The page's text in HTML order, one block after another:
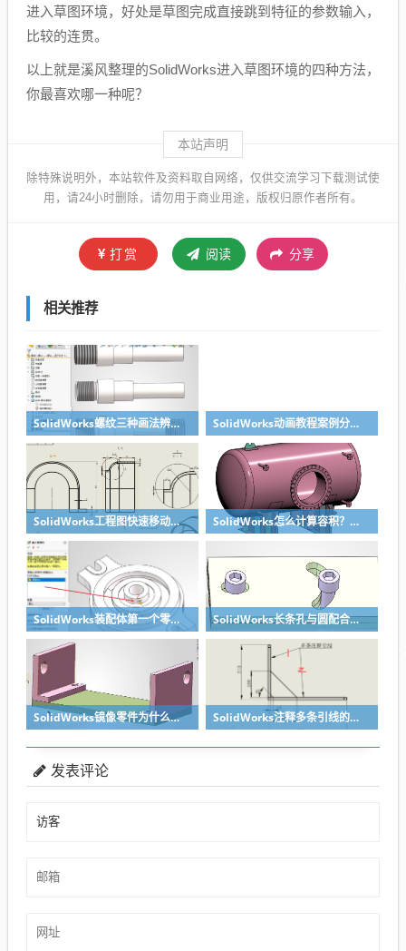
进入草图环境，好处是草图完成直接跳到特征的参数输入，
比较的连贯。
以上就是溪风整理的SolidWorks进入草图环境的四种方法，
你最喜欢哪一种呢？
本站声明
除特殊说明外，本站软件及资料取自网络，仅供交流学习下载测试使
用，请24小时删除，请勿用于商业用途，版权归原作者所有。
打赏 阅读 分享
相关推荐
SolidWorks螺纹三种画法辨析异同：装饰螺纹线、螺柱向导、螺纹特征 SolidWorks动画教程案例分享之圆管分料动画，重力自然滑落
SolidWorks工程图快速移动视图位置技巧，溪风实战分享 SolidWorks怎么计算容积？容器的体积？
SolidWorks装配体第一个零件怎么固定到中心原点？90%的人一开始就做错了 SolidWorks长条孔与圆配合，槽口与圆配合超快方法
SolidWorks镜像零件为什么不对称？镜像命令使用详解 SolidWorks注释多条引线的方法步骤
发表评论